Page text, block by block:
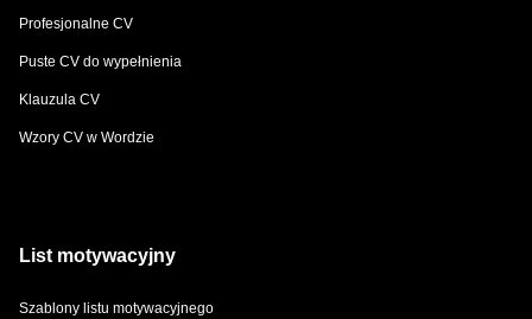
Profesjonalne CV
Puste CV do wypełnienia
Klauzula CV
Wzory CV w Wordzie
List motywacyjny
Szablony listu motywacyjnego